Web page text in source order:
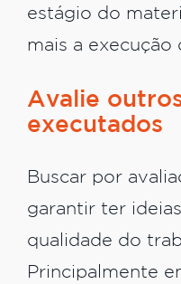
estágio do
mais a execução
Avalie
executados
Buscar por
garantir ter
qualidade do
Principalmente